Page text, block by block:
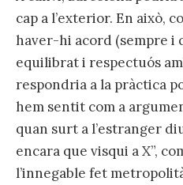
cap a l’exterior. En això,
haver-hi acord (sempre i
equilibrat i respectuós
respondria a la pràctica
hem sentit com a
quan surt a l’estranger
encara que visqui a X”,
l’innegable fet